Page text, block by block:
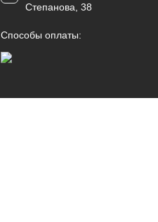
Степанова, 38
Способы оплаты: